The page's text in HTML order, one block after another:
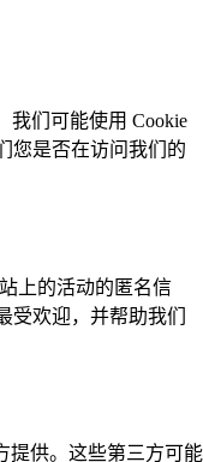
我们可能使用 Cookie
您是否在访问我们的
上的活动的匿名信
受欢迎，并帮助我们
提供。这些第三方可能